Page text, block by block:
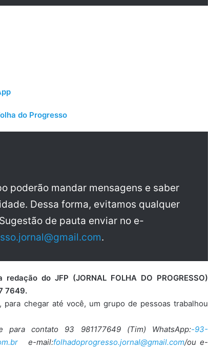
do Progresso
poderão mandar mensagens e saber
Dessa forma, evitamos qualquer
de pauta enviar no e-
.
do JFP (JORNAL FOLHA DO PROGRESSO)
7649.
para chegar até você, um grupo de pessoas trabalhou
contato 93 981177649 (Tim) WhatsApp:-93-
e-mail:folhadoprogresso.jornal@gmail.com/ou e-